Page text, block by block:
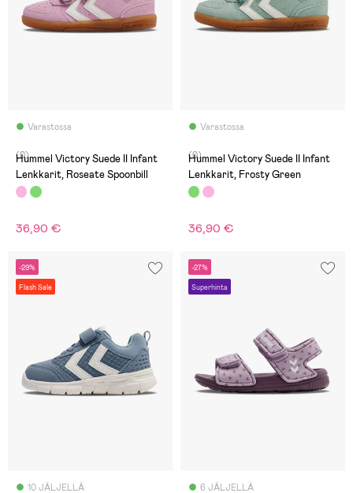
Varastossa
(0)
Hummel Victory Suede II Infant
Lenkkarit, Roseate Spoonbill
36,90 €
Varastossa
(0)
Hummel Victory Suede II Infant
Lenkkarit, Frosty Green
36,90 €
-29%
Flash Sale
10 JÄLJELLÄ
-27%
Superhinta
6 JÄLJELLÄ